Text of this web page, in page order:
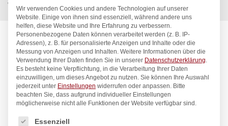
Wassertechnik
Säulenbatterie profi Säulenbatterie 3/4″
Wir verwenden Cookies und andere Technologien auf unserer
Website. Einige von ihnen sind essenziell, während andere uns
helfen, diese Website und Ihre Erfahrung zu verbessern.
Personenbezogene Daten können verarbeitet werden (z. B. IP-
Adressen), z. B. für personalisierte Anzeigen und Inhalte oder die
Messung von Anzeigen und Inhalten. Weitere Informationen über die
Verwendung Ihrer Daten finden Sie in unserer Datenschutzerklärung.
Es besteht keine Verpflichtung, in die Verarbeitung Ihrer Daten
einzuwilligen, um dieses Angebot zu nutzen. Sie können Ihre Auswahl
jederzeit unter Einstellungen widerrufen oder anpassen. Bitte
beachten Sie, dass aufgrund individueller Einstellungen
möglicherweise nicht alle Funktionen der Website verfügbar sind.
Es folgt eine Liste der Service-Gruppen, für die eine
Essenziell